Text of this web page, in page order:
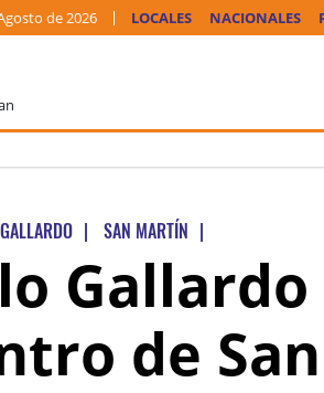
de 2026 LOCALES NACIONALES
| SAN MARTÍN |
de